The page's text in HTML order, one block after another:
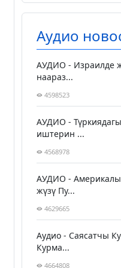
Аудио
АУДИО - Израилде
наараз...
4598523
АУДИО - Түркиядагы
иштерин ...
4568978
АУДИО -
жүзү Пу...
4629665
Аудио - Саясатчы
Курма...
4664808